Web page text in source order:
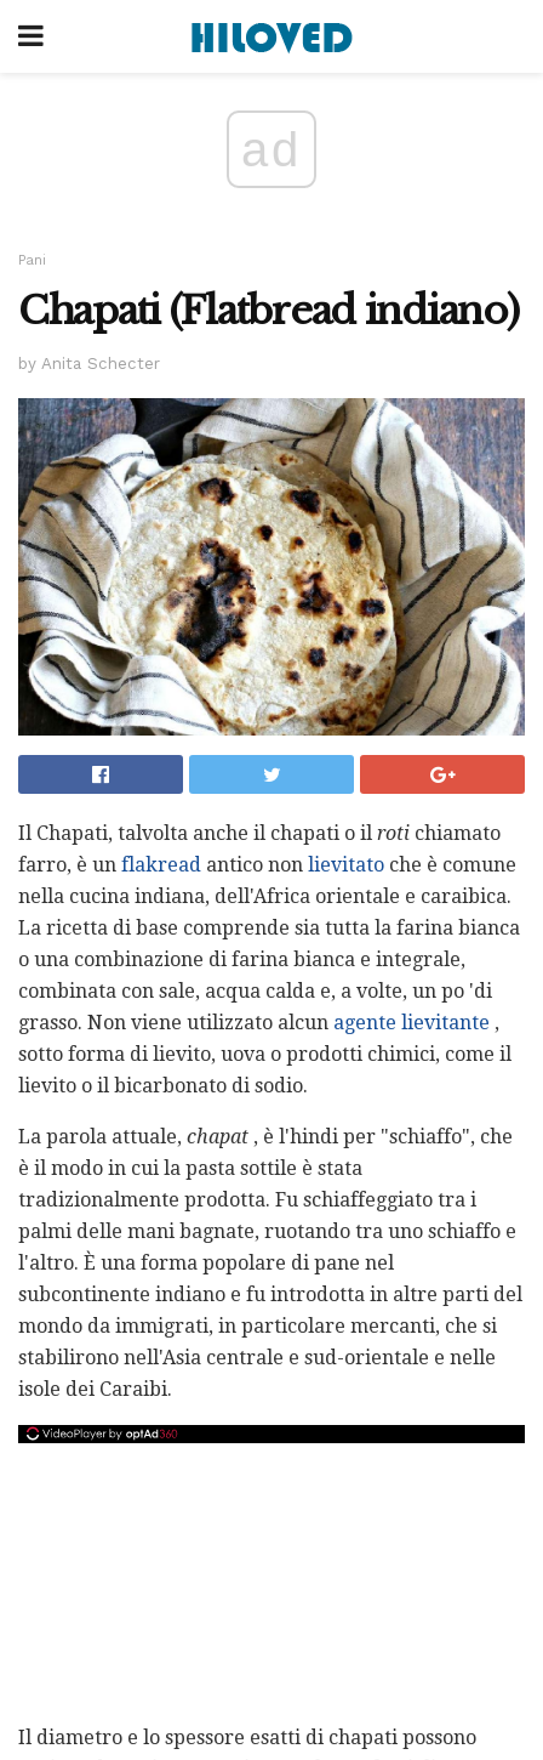
ad
Pani
Chapati (Flatbread indiano)
by Anita Schecter
Il Chapati, talvolta anche il chapati o il roti chiamato
farro, è un flakread antico non lievitato che è comune
nella cucina indiana, dell'Africa orientale e caraibica.
La ricetta di base comprende sia tutta la farina bianca
o una combinazione di farina bianca e integrale,
combinata con sale, acqua calda e, a volte, un po 'di
grasso. Non viene utilizzato alcun agente lievitante ,
sotto forma di lievito, uova o prodotti chimici, come il
lievito o il bicarbonato di sodio.
La parola attuale, chapat , è l'hindi per "schiaffo", che
è il modo in cui la pasta sottile è stata
tradizionalmente prodotta. Fu schiaffeggiato tra i
palmi delle mani bagnate, ruotando tra uno schiaffo e
l'altro. È una forma popolare di pane nel
subcontinente indiano e fu introdotta in altre parti del
mondo da immigrati, in particolare mercanti, che si
stabilirono nell'Asia centrale e sud-orientale e nelle
isole dei Caraibi.
Il diametro e lo spessore esatti di chapati possono